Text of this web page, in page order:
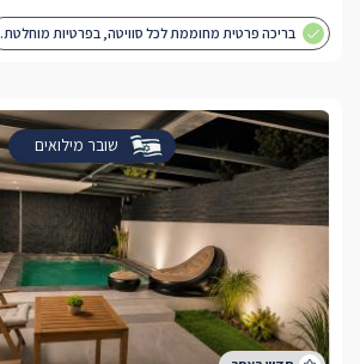
בריכה פרטית מחוממת לכל סוויטה, בפרטיות מוחלטת.
שובר מילואים